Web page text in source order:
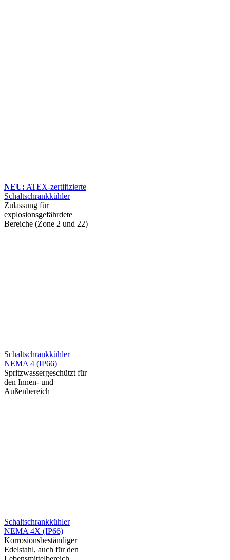
NEU: ATEX-zertifizierte
Schaltschrankkühler
Zulassung für
explosionsgefährdete
Bereiche (Zone 2 und 22)
Schaltschrankkühler
NEMA 4 (IP66)
Spritzwassergeschützt für
den Innen- und
Außenbereich
Schaltschrankkühler
NEMA 4X (IP66)
Korrosionsbeständiger
Edelstahl, auch für den